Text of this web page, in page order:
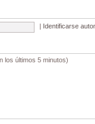
Identificarse
los últimos 5 minutos)